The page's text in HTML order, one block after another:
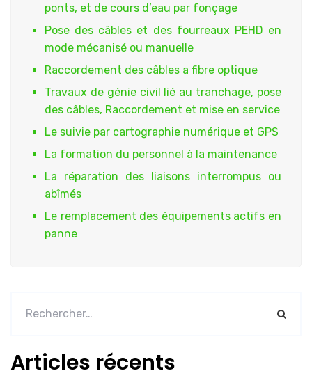
ponts, et de cours d’eau par fonçage
Pose des câbles et des fourreaux PEHD en
mode mécanisé ou manuelle
Raccordement des câbles a fibre optique
Travaux de génie civil lié au tranchage, pose
des câbles, Raccordement et mise en service
Le suivie par cartographie numérique et GPS
La formation du personnel à la maintenance
La réparation des liaisons interrompus ou
abîmés
Le remplacement des équipements actifs en
panne
Articles récents